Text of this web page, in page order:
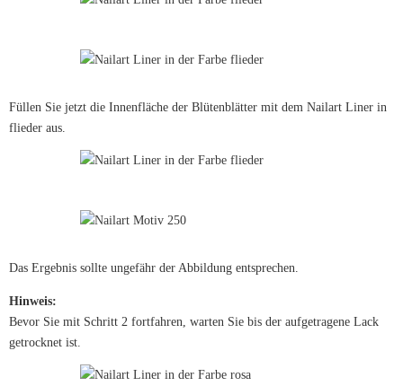
Füllen Sie jetzt die Innenfläche der Blütenblätter mit dem Nailart Liner in
flieder aus.
Das Ergebnis sollte ungefähr der Abbildung entsprechen.
Hinweis:
Bevor Sie mit Schritt 2 fortfahren, warten Sie bis der aufgetragene Lack
getrocknet ist.